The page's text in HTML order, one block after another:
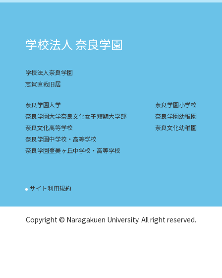
学校法人 奈良学園
学校法人奈良学園
志賀直哉旧居
奈良学園大学
奈良学園大学奈良文化女子短期大学部
奈良文化高等学校
奈良学園中学校・高等学校
奈良学園登美ヶ丘中学校・高等学校
奈良学園小学校
奈良学園幼稚園
奈良文化幼稚園
サイト利用規約
Copyright © Naragakuen University. All right reserved.